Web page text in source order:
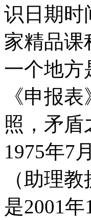
识日期时
家精品课
一个地方
《申报
照，矛盾
1975年7
（助理
是2001年